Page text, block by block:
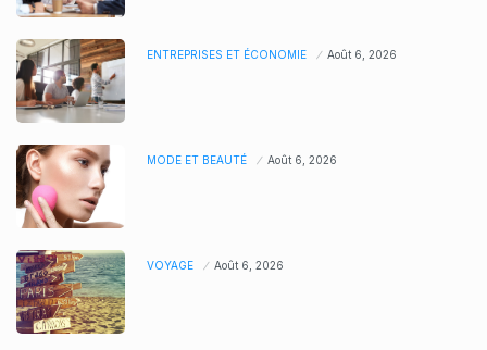
ENTREPRISES ET ÉCONOMIE Août 6, 2026
MODE ET BEAUTÉ Août 6, 2026
VOYAGE Août 6, 2026